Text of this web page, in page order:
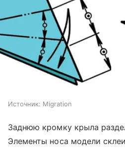
Источник: Migration
Заднюю кромку крыла
Элементы носа модели